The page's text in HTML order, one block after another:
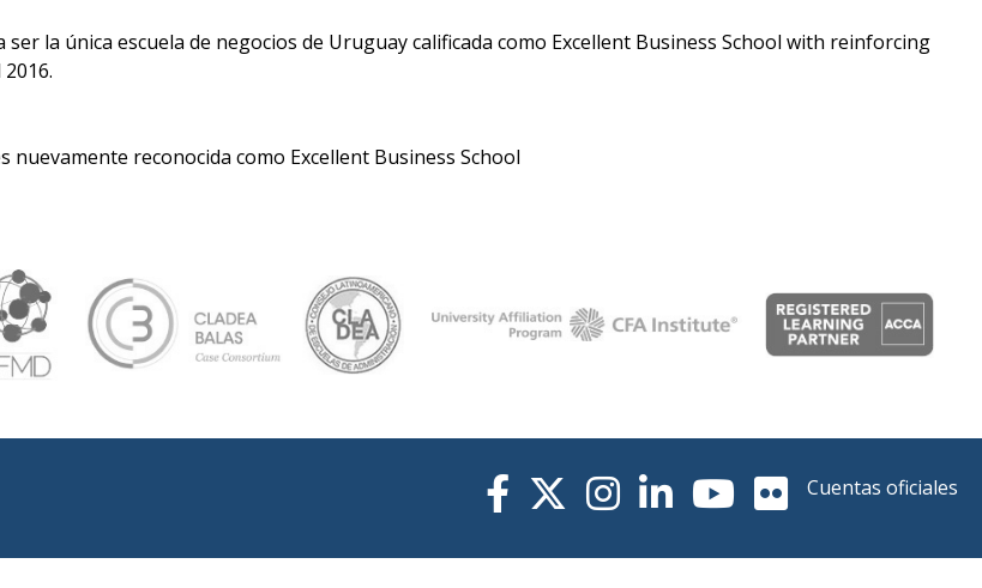
ser la única escuela de negocios de Uruguay calificada como Excellent Business School with reinforcing
nuevamente reconocida como Excellent Business School
Cuentas oficiales